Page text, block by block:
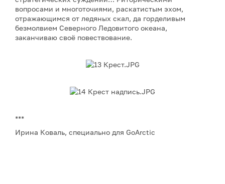
вопросами и многоточиями, раскатистым эхом,
отражающимся от ледяных скал, да горделивым
безмолвием Северного Ледовитого океана,
заканчиваю своё повествование.
***
Ирина Коваль, специально для GoArctic